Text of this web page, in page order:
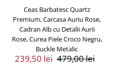
Ceas Barbatesc Quartz
Premium, Carcasa Auriu Rose,
Cadran Alb cu Detalii Aurii
Rose, Curea Piele Croco Negru,
Buckle Metalic
Preț
239,50 lei Preț
479,00 lei